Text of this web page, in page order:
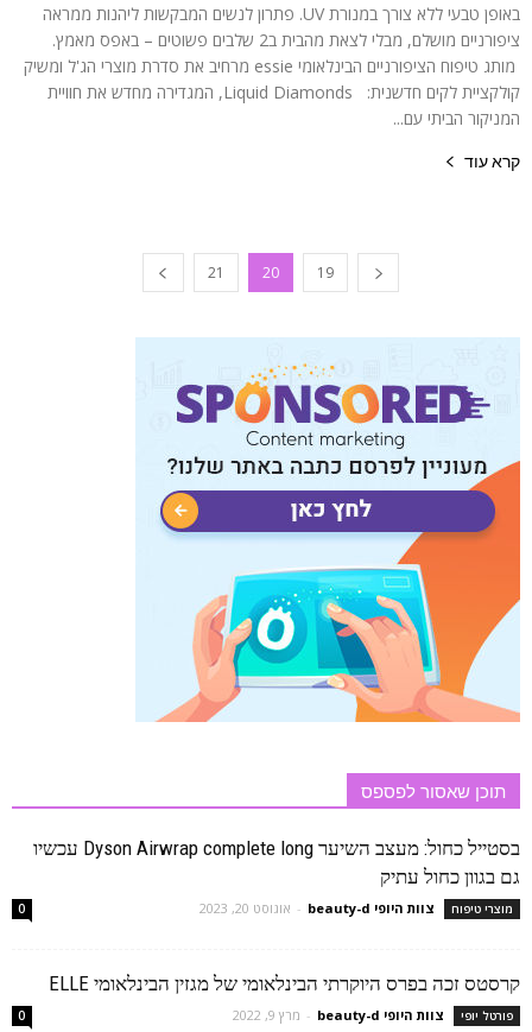
באופן טבעי ללא צורך במנורת UV. פתרון לנשים המבקשות ליהנות ממראה
ציפורניים מושלם, מבלי לצאת מהבית ב2 שלבים פשוטים – באפס מאמץ.
מותג טיפוח הציפורניים הבינלאומי essie מרחיב את סדרת מוצרי הג'ל ומשיק
קולקציית לקים חדשנית: Liquid Diamonds, המגדירה מחדש את חוויית
המניקור הביתי עם...
קרא עוד
19
20
21
תוכן שאסור לפספס
בסטייל כחול: מעצב השיער Dyson Airwrap complete long עכשיו
גם בגוון כחול עתיק
מוצרי טיפוח צוות היופי beauty-d - אוגוסט 20, 2023 0
קרסטס זכה בפרס היוקרתי הבינלאומי של מגזין הבינלאומי ELLE
פורטל יופי צוות היופי beauty-d - מרץ 9, 2022 0